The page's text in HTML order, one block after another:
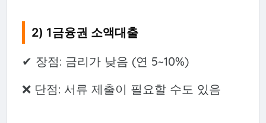
2) 1금융권 소액대출
✔ 장점: 금리가 낮음 (연 5~10%)
❌ 단점: 서류 제출이 필요할 수도 있음